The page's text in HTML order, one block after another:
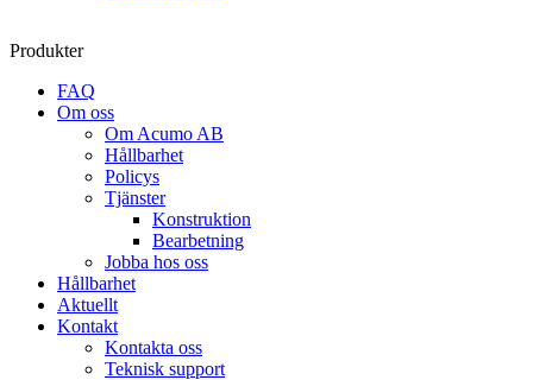
Produkter
FAQ
Om oss
Om Acumo AB
Hållbarhet
Policys
Tjänster
Konstruktion
Bearbetning
Jobba hos oss
Hållbarhet
Aktuellt
Kontakt
Kontakta oss
Teknisk support